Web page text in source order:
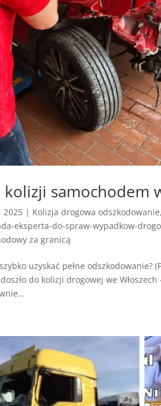
samochodem
2025 | Kolizja drogowa odszkodowanie,
eksperta-do-spraw-wypadkow-
za granicą
uzyskać pełne odszkodowanie?
do kolizji drogowej we